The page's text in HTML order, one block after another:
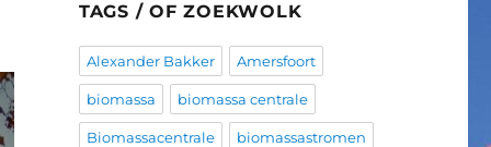
TAGS / OF ZOEKWOLK
Alexander Bakker Amersfoort
biomassa biomassa centrale
Biomassacentrale biomassastromen